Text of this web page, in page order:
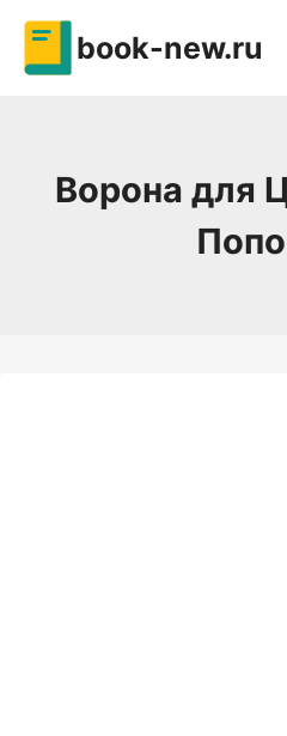
Перейти
содержимому
book-new.ru
Ворона для